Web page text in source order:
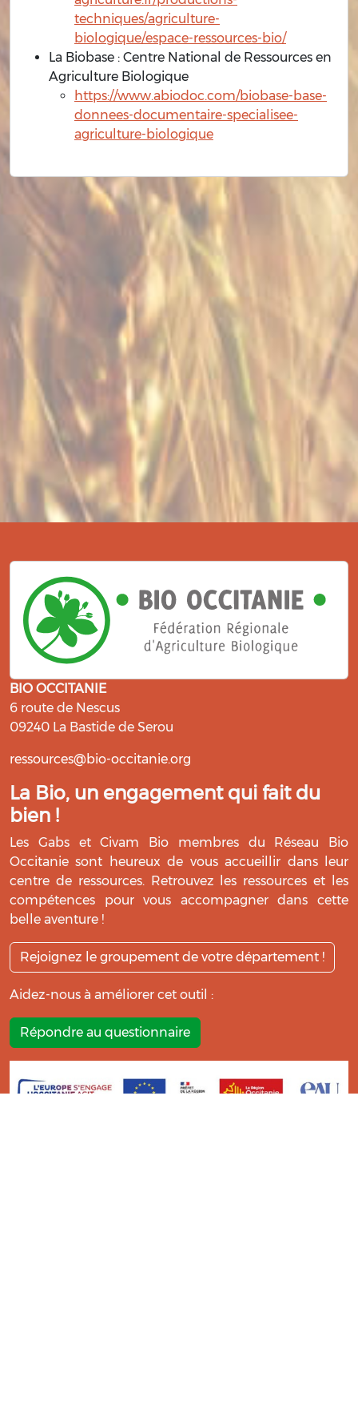
techniques/agriculture-
biologique/espace-ressources-bio/
La Biobase : Centre National de Ressources en
Agriculture Biologique
https://www.abiodoc.com/biobase-base-
donnees-documentaire-specialisee-
agriculture-biologique
BIO OCCITANIE
6 route de Nescus
09240 La Bastide de Serou
ressources@bio-occitanie.org
La Bio, un engagement qui fait du
bien !
Les Gabs et Civam Bio membres du Réseau Bio
Occitanie sont heureux de vous accueillir dans leur
centre de ressources. Retrouvez les ressources et les
compétences pour vous accompagner dans cette
belle aventure !
Rejoignez le groupement de votre département !
Aidez-nous à améliorer cet outil :
Répondre au questionnaire